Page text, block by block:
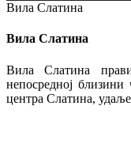
Вила Слатина
Вила Слатина
Вила Слатина
непосредној
центра Слатина,